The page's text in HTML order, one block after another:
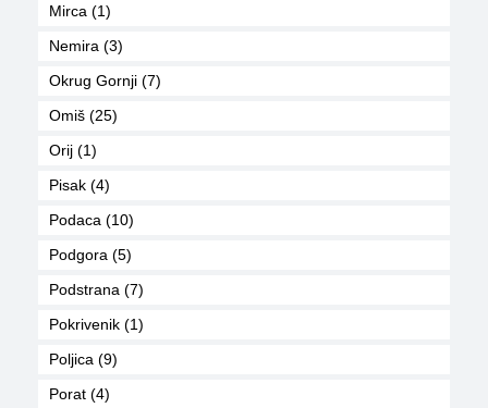
Mirca (1)
Nemira (3)
Okrug Gornji (7)
Omiš (25)
Orij (1)
Pisak (4)
Podaca (10)
Podgora (5)
Podstrana (7)
Pokrivenik (1)
Poljica (9)
Porat (4)